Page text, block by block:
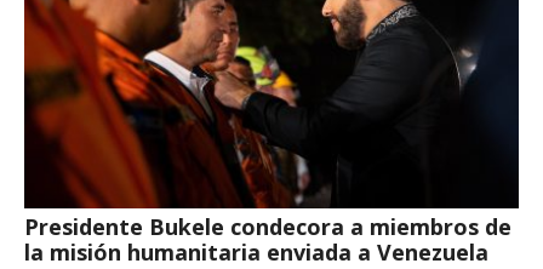
Presidente Bukele condecora a miembros de
la misión humanitaria enviada a Venezuela